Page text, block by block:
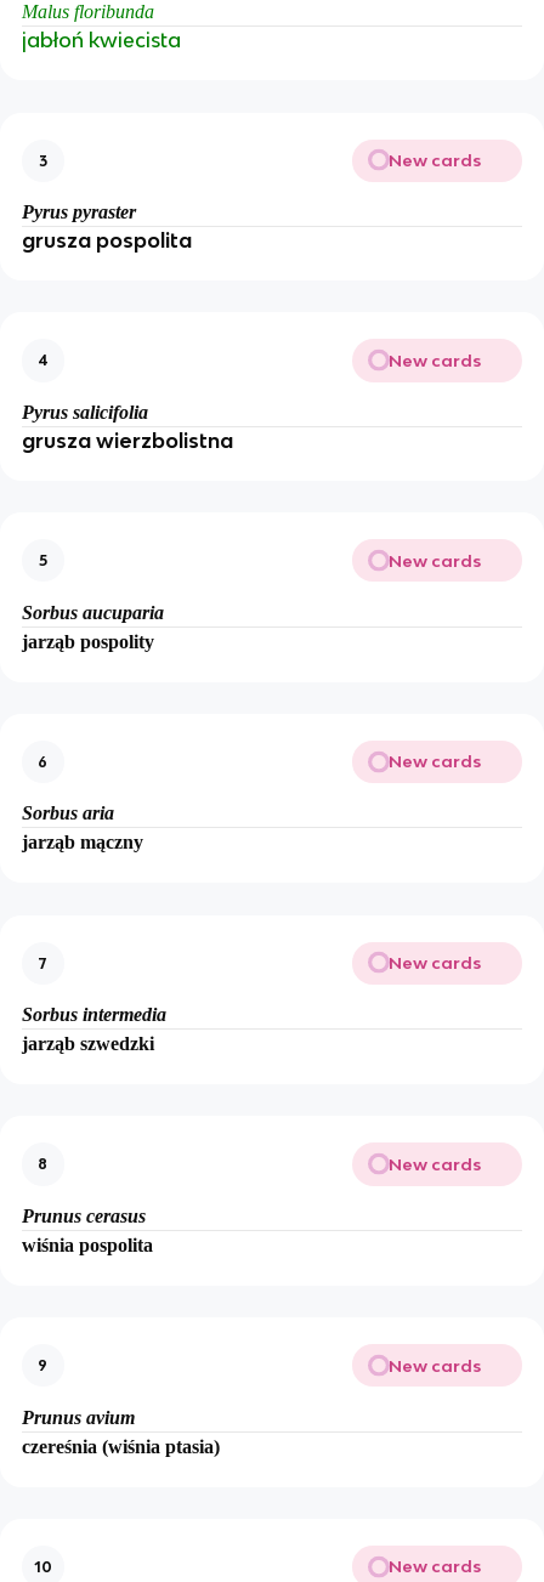
Malus floribunda
jabłoń kwiecista
3 New cards
Pyrus pyraster
grusza pospolita
4 New cards
Pyrus salicifolia
grusza wierzbolistna
5 New cards
Sorbus aucuparia
jarząb pospolity
6 New cards
Sorbus aria
jarząb mączny
7 New cards
Sorbus intermedia
jarząb szwedzki
8 New cards
Prunus cerasus
wiśnia pospolita
9 New cards
Prunus avium
czereśnia (wiśnia ptasia)
10 New cards